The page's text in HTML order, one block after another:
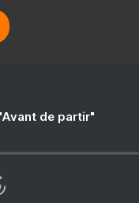
de partir"